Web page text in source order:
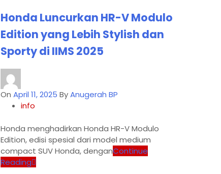
Honda Luncurkan HR-V Modulo
Edition yang Lebih Stylish dan
Sporty di IIMS 2025
On April 11, 2025 ByAnugerah BP
info
Honda menghadirkan Honda HR-V Modulo
Edition, edisi spesial dari model medium
compact SUV Honda, denganContinue
Reading